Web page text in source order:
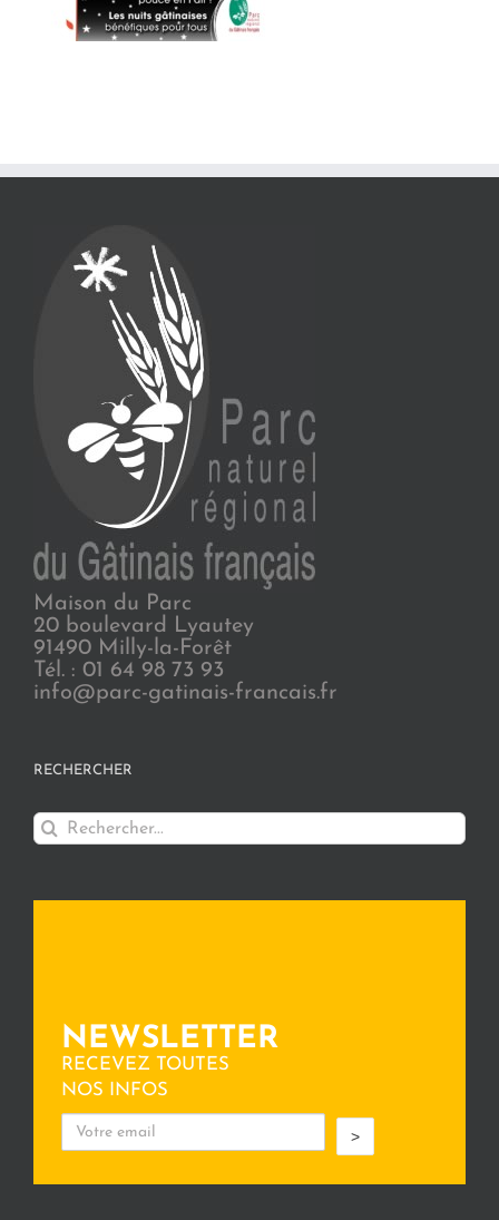
Maison du Parc
20 boulevard Lyautey
91490 Milly-la-Forêt
Tél. : 01 64 98 73 93
info@parc-gatinais-francais.fr
RECHERCHER
Rechercher:
NEWSLETTER
RECEVEZ TOUTES
NOS INFOS
>